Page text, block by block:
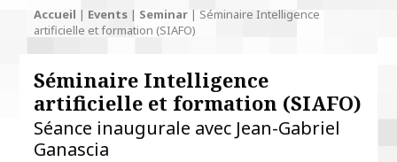
Accueil | Events | Seminar | Séminaire Intelligence
artificielle et formation (SIAFO)
Séminaire Intelligence
artificielle et formation (SIAFO)
Séance inaugurale avec Jean-Gabriel
Ganascia